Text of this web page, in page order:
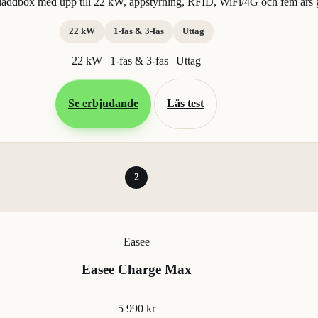
22 kW 1-fas & 3-fas Uttag
22 kW | 1-fas & 3-fas | Uttag
Se erbjudande Läs test
2
Easee
Easee Charge Max
5 990 kr